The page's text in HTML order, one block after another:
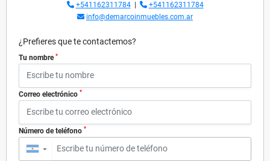
+541162311784|
+541162311784
info@demarcoinmuebles.com.ar
¿Prefieres que te contactemos?
Tu nombre *
Correo electrónico *
Número de teléfono *
▼